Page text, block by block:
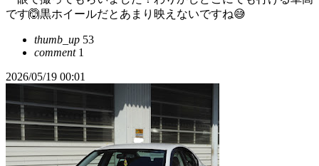
です🙆黒ホイールだとあまり映えないですね😅
thumb_up 53
comment1
2026/05/19 00:01